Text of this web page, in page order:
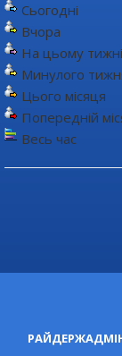
Сьогодні
Вчора
На цьому тижні
Минулого
Цього місяця
Попередній
Весь час